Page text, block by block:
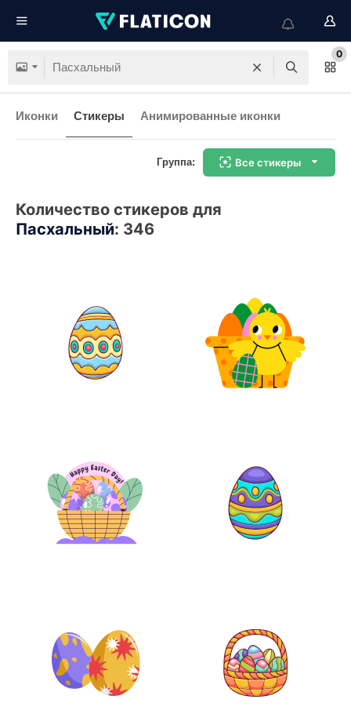
0
Иконки Стикеры Анимированные иконки
Группа: Все стикеры
Количество стикеров для
Пасхальный: 346